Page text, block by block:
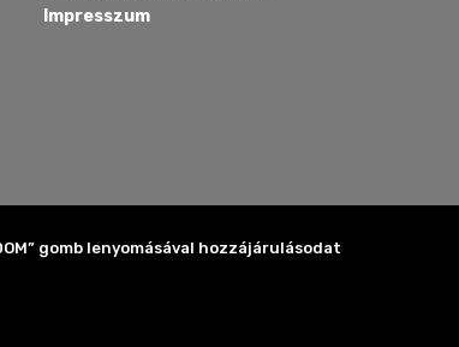
Impresszum
gomb lenyomásával hozzájárulásodat